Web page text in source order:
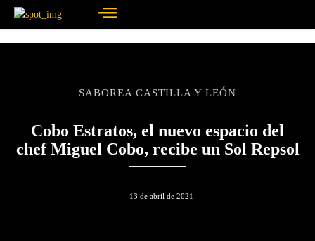
SABOREA CASTILLA Y LEÓN
Cobo Estratos, el nuevo espacio del
chef Miguel Cobo, recibe un Sol Repsol
13 de abril de 2021